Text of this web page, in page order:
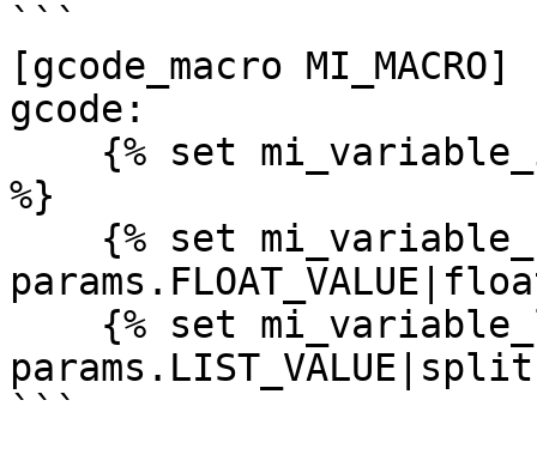
```
[gcode_macro MI_MACRO]
gcode:
%}
```